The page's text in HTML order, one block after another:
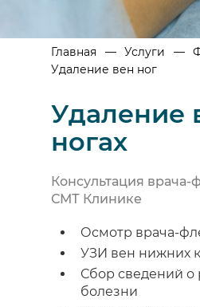
Главная — Услуги —
Удаление вен ног
Удаление
ногах
Консультация врача-
СМТ Клинике
Осмотр врача-
УЗИ вен нижних
Сбор сведений о
болезни